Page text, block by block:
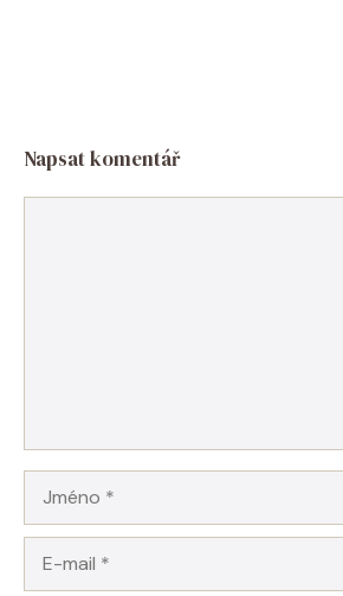
Napsat komentář
mail